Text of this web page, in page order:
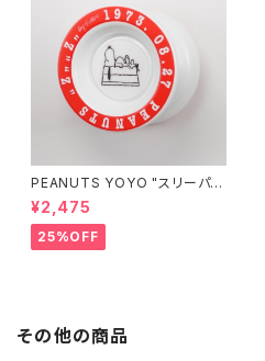
PEANUTS YOYO "スリーパ
ー"
¥2,475
25%OFF
その他の商品